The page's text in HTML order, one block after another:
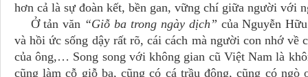
hơn cả là sự đoàn kết, bền gan, vững chí giữa người
Ở tản văn “Giỗ ba trong ngày dịch” của Nguyễn
và hồi ức sống dậy rất rõ, cái cách mà người con nhớ về
của ông,… Song song với không gian cũ Việt Nam là
cũng làm cỗ giỗ ba, cũng có cá trầu đông, cũng có